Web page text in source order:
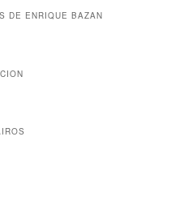
DE ENRIQUE BAZAN